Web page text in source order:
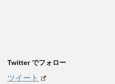
Twitter でフォロー
ツイート